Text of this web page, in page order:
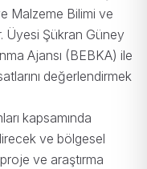
Malzeme Bilimi ve
Üyesi Şükran Güney
Ajansı (BEBKA) ile
değerlendirmek
kapsamında
ve bölgesel
ve araştırma